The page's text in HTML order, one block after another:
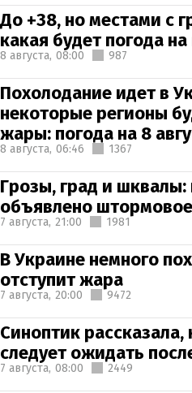
До +38, но местами с
какая будет погода
8 августа, 08:00 987
Похолодание идет в
некоторые регионы
жары: погода на 8
8 августа, 06:46 1367
Грозы, град и шквалы:
объявлено
7 августа, 21:00 1981
В Украине немного
отступит жара
7 августа, 20:00 9472
Синоптик
следует ожидать
7 августа, 08:00 2449